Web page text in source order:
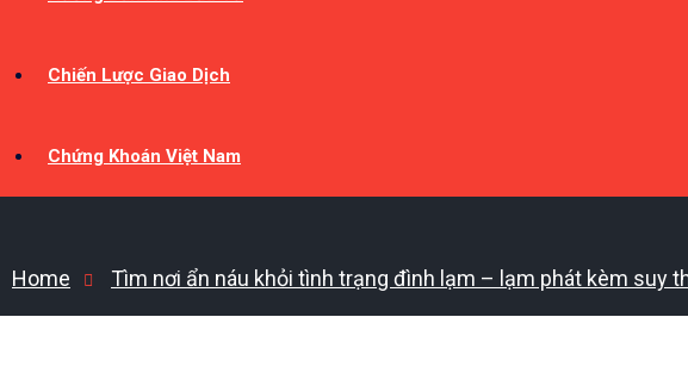
Chiến Lược Giao Dịch
Chứng Khoán Việt Nam
Home Tìm nơi ẩn náu khỏi tình trạng đình lạm – lạm phát kèm suy